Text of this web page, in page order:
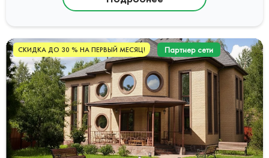
СКИДКА ДО 30 % НА ПЕРВЫЙ МЕСЯЦ! Партнер сети